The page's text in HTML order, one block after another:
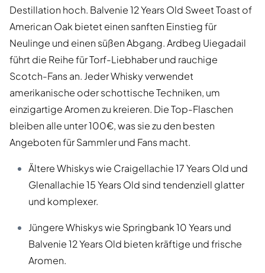
Destillation hoch. Balvenie 12 Years Old Sweet Toast of
American Oak bietet einen sanften Einstieg für
Neulinge und einen süßen Abgang. Ardbeg Uiegadail
führt die Reihe für Torf-Liebhaber und rauchige
Scotch-Fans an. Jeder Whisky verwendet
amerikanische oder schottische Techniken, um
einzigartige Aromen zu kreieren. Die Top-Flaschen
bleiben alle unter 100€, was sie zu den besten
Angeboten für Sammler und Fans macht.
Ältere Whiskys wie Craigellachie 17 Years Old und
Glenallachie 15 Years Old sind tendenziell glatter
und komplexer.
Jüngere Whiskys wie Springbank 10 Years und
Balvenie 12 Years Old bieten kräftige und frische
Aromen.